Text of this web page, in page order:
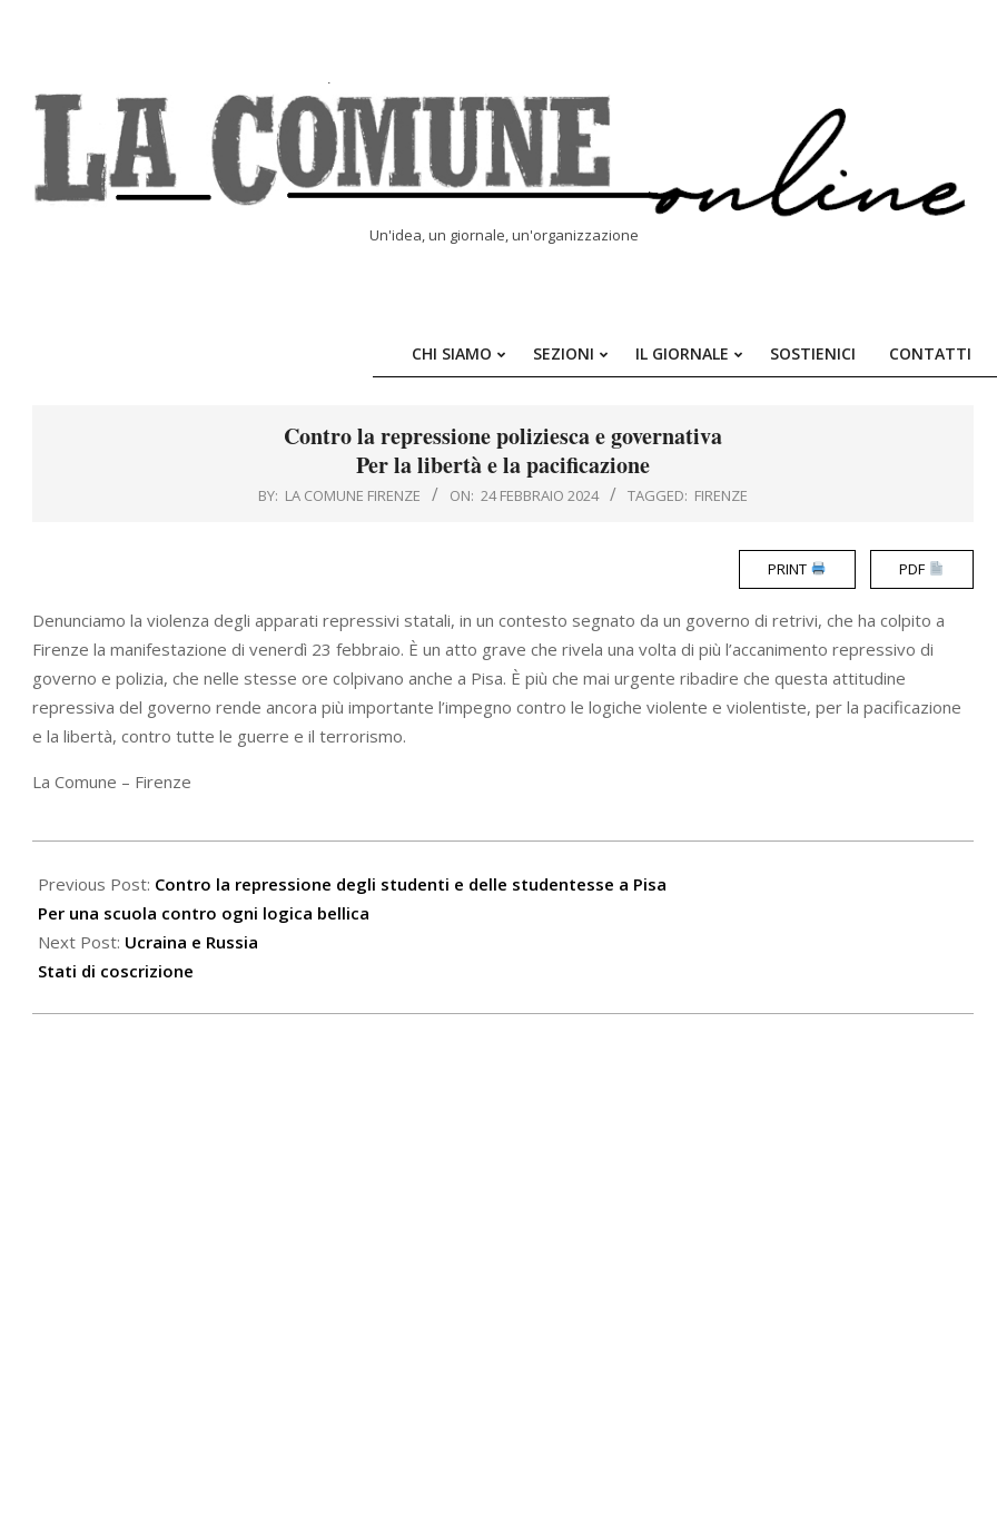
Un'idea, un giornale, un'organizzazione
Primary
CHI SIAMO SEZIONI IL GIORNALE SOSTIENICI CONTATTI
Contro la repressione poliziesca e governativa
Per la libertà e la pacificazione
BY: LA COMUNE FIRENZE ON: 24 FEBBRAIO 2024 TAGGED: FIRENZE
PRINT PDF
Denunciamo la violenza degli apparati repressivi statali, in un contesto segnato da un governo di retrivi, che ha colpito a
Firenze la manifestazione di venerdì 23 febbraio. È un atto grave che rivela una volta di più l’accanimento repressivo di
governo e polizia, che nelle stesse ore colpivano anche a Pisa. È più che mai urgente ribadire che questa attitudine
repressiva del governo rende ancora più importante l’impegno contro le logiche violente e violentiste, per la pacificazione
e la libertà, contro tutte le guerre e il terrorismo.
La Comune – Firenze
02-
24
Previous Post: Contro la repressione degli studenti e delle studentesse a Pisa
Per una scuola contro ogni logica bellica
Next Post: Ucraina e Russia
Stati di coscrizione